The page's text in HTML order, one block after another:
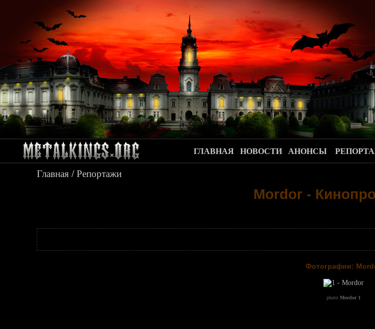
.
ГЛАВНАЯ НОВОСТИ АНОНСЫ
Главная /Репортажи
Mordor -
Фотографии:
photo Mordor 1